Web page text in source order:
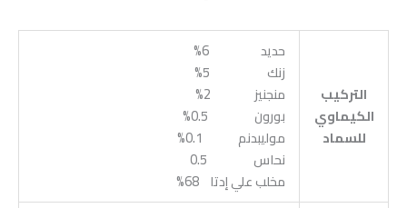
التركيب
الكيماوي
للسماد
حديد 6%
زنك 5%
منجنيز 2%
بورون 0.5%
موليبدنم 0.1%
نحاس 0.5
مخلب علي إدتا 68%